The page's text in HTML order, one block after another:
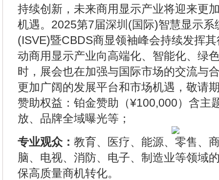
持续创新，未来商用显示产业将迎来更
机遇。2025第7届深圳(国际)智慧显示系
(ISVE)暨CBDS商显领袖峰会持续发挥
动商用显示产业向高端化、智能化、绿
时，展会也在加强与国际市场的交流与
更加广阔的发展平台和市场机遇，敬请
赞助权益：铂金赞助（¥100,000）含主
放、品牌全域曝光等；
专业观众： 教育、医疗、能源、零售、
脑、电视、消防、电子、制造业等领域
保高质量商机转化。